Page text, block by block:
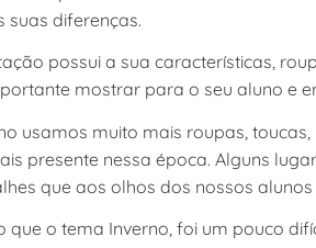
suas diferenças.
possui a sua características,
mostrar para o seu aluno e
usamos muito mais roupas,
presente nessa época. Alguns
que aos olhos dos nossos alunos
que o tema Inverno, foi um pouco